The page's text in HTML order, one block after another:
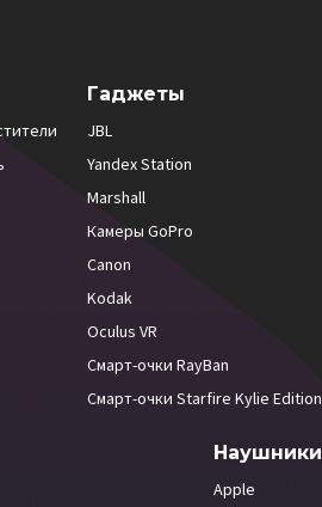
Гаджеты
JBL
Yandex Station
Marshall
Камеры GoPro
Canon
Kodak
Oculus VR
Смарт-очки RayBan
Смарт-очки Starfire Kylie Edition
Наушники
Apple